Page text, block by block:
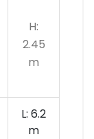
H:
2.45
m
L: 6.2
m